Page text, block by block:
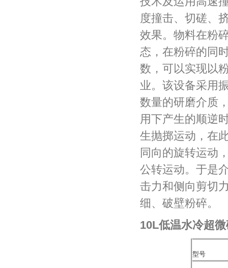
度撞击、切磋、
效果。物料在粉
态，在粉碎的同
数，可以实现以
业。该设备采用
数量的研磨介质
用下产生的顺逆
生抛掷运动，在
同向的旋转运动
公转运动。于是
击力和侧向剪切
细、破壁粉碎。
10L低温水冷超
型号